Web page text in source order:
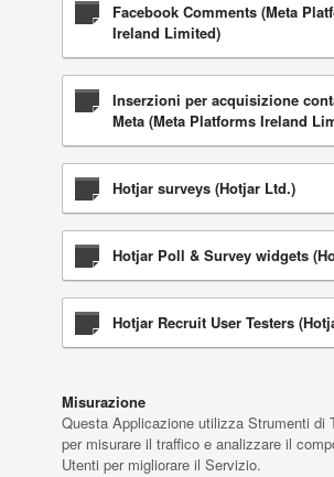
Facebook Comments (Meta
Ireland Limited)
Inserzioni per acquisizione
Meta (Meta Platforms Ireland
Hotjar surveys (Hotjar Ltd.)
Hotjar Poll & Survey widgets
Hotjar Recruit User Testers
Misurazione
Questa Applicazione utilizza Strumenti di
per misurare il traffico e analizzare il
Utenti per migliorare il Servizio.